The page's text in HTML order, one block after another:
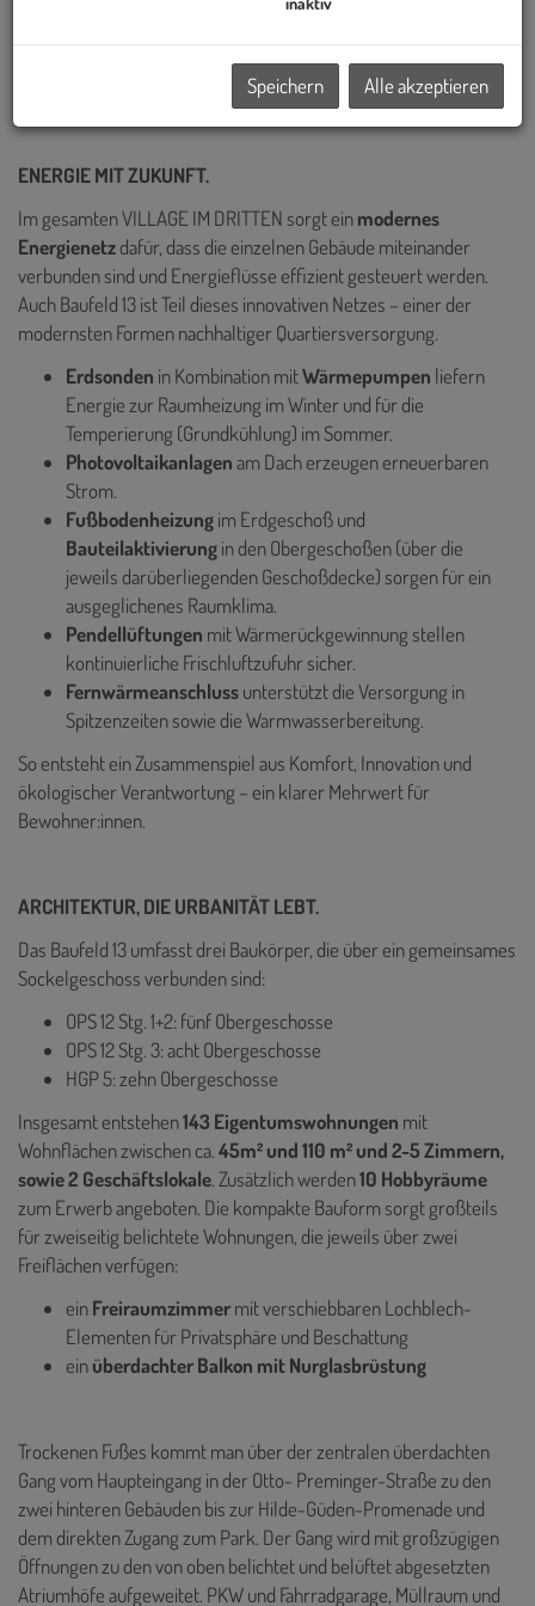
Donaukanal. Auch das VILLAGE IM DRITTEN reiht sich in diese
ENERGIE MIT ZUKUNFT.
Im gesamten VILLAGE IM DRITTEN sorgt einmodernes
Energienetzdafür, dass die einzelnen Gebäude miteinander
verbunden sind und Energieflüsse effizient gesteuert werden.
Auch Baufeld 13 ist Teil dieses innovativen Netzes – einer der
modernsten Formen nachhaltiger Quartiersversorgung.
Erdsonden in Kombination mitWärmepumpen liefern
Energie zurRaumheizung im Winter und für die
Temperierung (Grundkühlung) im Sommer.
Photovoltaikanlagenam Dach erzeugen erneuerbaren
Strom.
Fußbodenheizungim Erdgeschoß und
Bauteilaktivierungin den Obergeschoßen (über die
jeweils darüberliegenden Geschoßdecke) sorgen für ein
ausgeglichenes Raumklima.
Pendellüftungen mit Wärmerückgewinnung stellen
kontinuierliche Frischluftzufuhr sicher.
Fernwärmeanschlussunterstützt die Versorgung in
Spitzenzeiten sowie die Warmwasserbereitung.
So entsteht ein Zusammenspiel aus Komfort, Innovation und
ökologischer Verantwortung – ein klarer Mehrwert für
Bewohner:innen.
ARCHITEKTUR, DIE URBANITÄT LEBT.
Das Baufeld 13 umfasst drei Baukörper, die über ein gemeinsames
Sockelgeschoss verbunden sind:
OPS 12 Stg. 1+2: fünf Obergeschosse
OPS 12 Stg. 3: acht Obergeschosse
HGP 5: zehn Obergeschosse
Insgesamt entstehen143 Eigentumswohnungen mit
Wohnflächen zwischen ca.45m² und 110 m² und 2-5 Zimmern,
sowie 2 Geschäftslokale. Zusätzlich werden10 Hobbyräume
zum Erwerb angeboten. Die kompakte Bauform sorgt großteils
für zweiseitig belichtete Wohnungen, die jeweils über zwei
Freiflächen verfügen:
einFreiraumzimmermit verschiebbaren Lochblech-
Elementen für Privatsphäre und Beschattung
einüberdachter Balkon mit Nurglasbrüstung
Trockenen Fußes kommt man über der zentralen überdachten
Gang vom Haupteingang in der Otto- Preminger-Straße zu den
zwei hinteren Gebäuden bis zur Hilde-Güden-Promenade und
dem direkten Zugang zum Park. Der Gang wird mit großzügigen
Öffnungen zu den von oben belichtet und belüftet abgesetzten
Atriumhöfe aufgeweitet. PKW und Fahrradgarage, Müllraum und
Speichern Alle akzeptieren